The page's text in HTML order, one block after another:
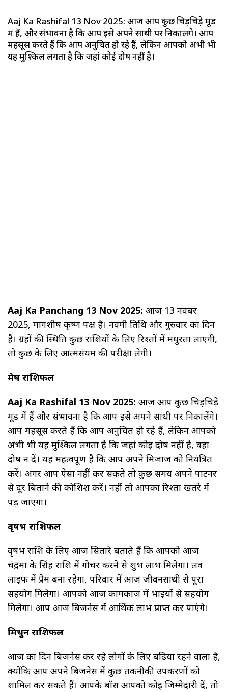
Aaj Ka Rashifal 13 Nov 2025: आज आप कुछ चिड़चिड़े मूड
में हैं, और संभावना है कि आप इसे अपने साथी पर निकालेंगे। आप
महसूस करते हैं कि आप अनुचित हो रहे हैं, लेकिन आपको अभी भी
यह मुश्किल लगता है कि जहां कोई दोष नहीं है।
Aaj Ka Panchang 13 Nov 2025: आज 13 नवंबर
2025, मार्गशीर्ष कृष्ण पक्ष है। नवमी तिथि और गुरुवार का दिन
है। ग्रहों की स्थिति कुछ राशियों के लिए रिश्तों में मधुरता लाएगी,
तो कुछ के लिए आत्मसंयम की परीक्षा लेगी।
मेष राशिफल
Aaj Ka Rashifal 13 Nov 2025: आज आप कुछ चिड़चिड़े
मूड में हैं और संभावना है कि आप इसे अपने साथी पर निकालेंगे।
आप महसूस करते हैं कि आप अनुचित हो रहे हैं, लेकिन आपको
अभी भी यह मुश्किल लगता है कि जहां कोई दोष नहीं है, वहां
दोष न दें। यह महत्वपूर्ण है कि आप अपने मिजाज को नियंत्रित
करें। अगर आप ऐसा नहीं कर सकते तो कुछ समय अपने पार्टनर
से दूर बिताने की कोशिश करें। नहीं तो आपका रिश्ता खतरे में
पड़ जाएगा।
वृषभ राशिफल
वृषभ राशि के लिए आज सितारे बताते हैं कि आपको आज
चंद्रमा के सिंह राशि में गोचर करने से शुभ लाभ मिलेगा। लव
लाइफ में प्रेम बना रहेगा, परिवार में आज जीवनसाथी से पूरा
सहयोग मिलेगा। आपको आज कामकाज में भाइयों से सहयोग
मिलेगा। आप आज बिजनेस में आर्थिक लाभ प्राप्त कर पाएंगे।
मिथुन राशिफल
आज का दिन बिजनेस कर रहे लोगों के लिए बढ़िया रहने वाला है,
क्योंकि आप अपने बिजनेस में कुछ तकनीकी उपकरणों को
शामिल कर सकते हैं। आपके बॉस आपको कोई जिम्मेदारी दें, तो